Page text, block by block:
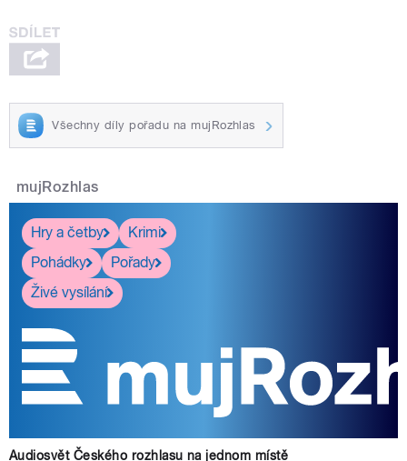
Všechny díly pořadu na mujRozhlas
mujRozhlas
Hry a četby
Krimi
Pohádky
Pořady
Živé vysílání
Audiosvět Českého rozhlasu na jednom místě